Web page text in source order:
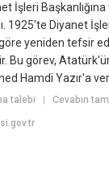
İşleri
1925'te Diyanet
göre yeniden tefsir
Bu görev,
Hamdi Yazır'a
talebi |Cevabın